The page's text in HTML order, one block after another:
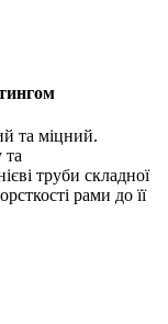
та міцний.
та
труби складної
рами до її